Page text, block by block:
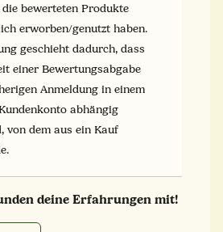
bewerteten Produkte
erworben/genutzt haben.
geschieht dadurch, dass
einer Bewertungsabgabe
Anmeldung in einem
abhängig
von dem aus ein Kauf
deine Erfahrungen mit!